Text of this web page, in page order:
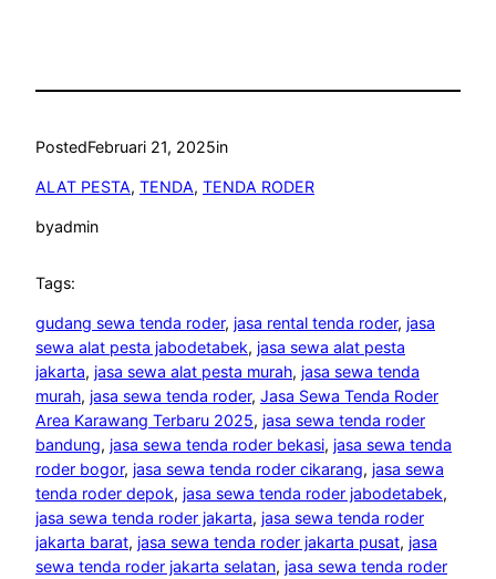
PostedFebruari 21, 2025in
ALAT PESTA, TENDA, TENDA RODER
byadmin
Tags:
gudang sewa tenda roder, jasa rental tenda roder, jasa
sewa alat pesta jabodetabek, jasa sewa alat pesta
jakarta, jasa sewa alat pesta murah, jasa sewa tenda
murah, jasa sewa tenda roder, Jasa Sewa Tenda Roder
Area Karawang Terbaru 2025, jasa sewa tenda roder
bandung, jasa sewa tenda roder bekasi, jasa sewa tenda
roder bogor, jasa sewa tenda roder cikarang, jasa sewa
tenda roder depok, jasa sewa tenda roder jabodetabek
jasa sewa tenda roder jakarta, jasa sewa tenda roder
jakarta barat, jasa sewa tenda roder jakarta pusat, jasa
sewa tenda roder jakarta selatan, jasa sewa tenda roder